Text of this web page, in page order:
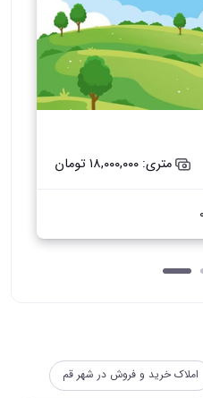
متری: ۱۸,۰۰۰,۰۰۰ تومان
املاک خرید و فروش در شهر قم